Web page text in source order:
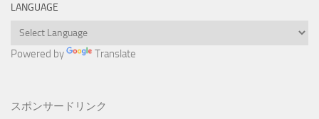
LANGUAGE
Powered by Translate
スポンサードリンク